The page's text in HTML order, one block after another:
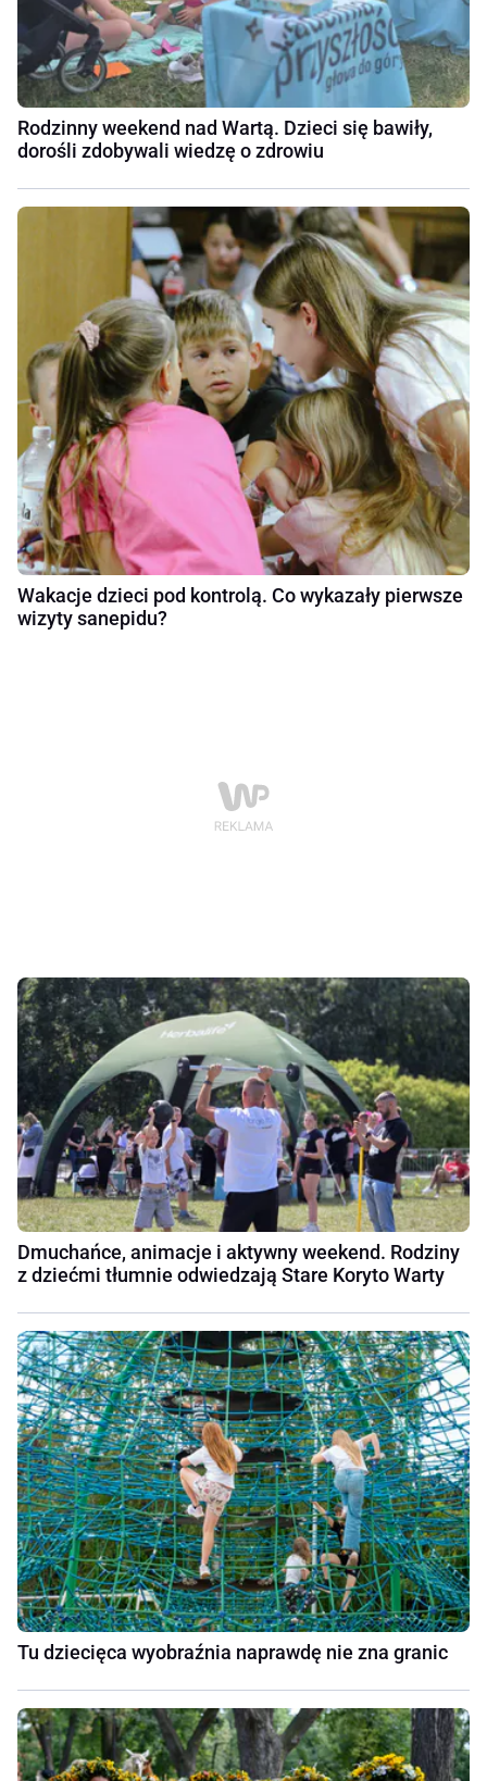
Rodzinny weekend nad Wartą. Dzieci się bawiły,
dorośli zdobywali wiedzę o zdrowiu
Wakacje dzieci pod kontrolą. Co wykazały pierwsze
wizyty sanepidu?
Dmuchańce, animacje i aktywny weekend. Rodziny
z dziećmi tłumnie odwiedzają Stare Koryto Warty
Tu dziecięca wyobraźnia naprawdę nie zna granic